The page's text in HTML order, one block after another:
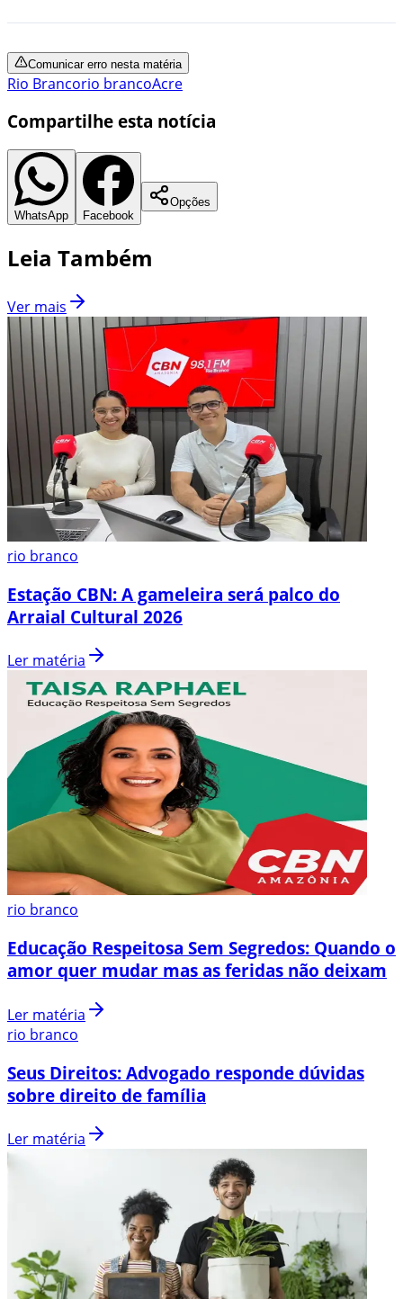
Comunicar erro nesta matéria
Rio Brancorio brancoAcre
Compartilhe esta notícia
WhatsApp Facebook
Opções
Leia Também
Ver mais
rio branco
Estação CBN: A gameleira será palco do
Arraial Cultural 2026
Ler matéria
rio branco
Educação Respeitosa Sem Segredos: Quando o
amor quer mudar mas as feridas não deixam
Ler matéria
rio branco
Seus Direitos: Advogado responde dúvidas
sobre direito de família
Ler matéria